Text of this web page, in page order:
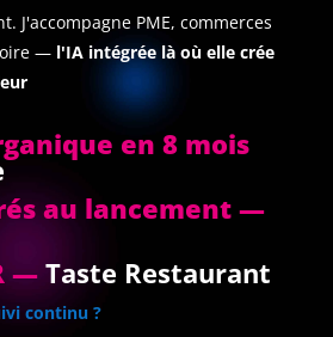
J'accompagne PME, commerces
—l'IA intégrée là où elle crée
en 8 mois
au lancement —
— Taste Restaurant
continu ?